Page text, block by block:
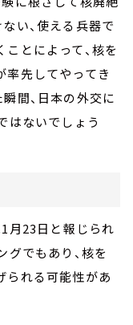
い、使える兵器で
とによって、核を
率先してやってき
間、日本の外交に
はないでしょう
月23日と報じられ
グでもあり、核を
られる可能性があ